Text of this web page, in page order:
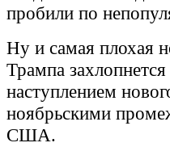
пробили по
Ну и самая плохая
Трампа
наступлением
ноябрьскими
США.